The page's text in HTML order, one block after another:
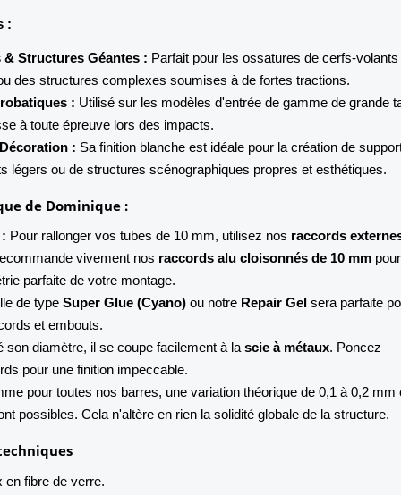
:
Structures Géantes : Parfait pour les ossatures de cerfs-
des structures complexes soumises à de fortes tractions.
: Utilisé sur les modèles d'entrée de gamme de grande
à toute épreuve lors des impacts.
: Sa finition blanche est idéale pour la création de
légers ou de structures scénographiques propres et esthétiques.
de Dominique :
Pour rallonger vos tubes de 10 mm, utilisez nos raccords
vivement nos raccords alu cloisonnés de 10 mm pour
parfaite de votre montage.
de typeSuper Glue (Cyano) ou notre Repair Gel sera parfaite
et embouts.
son diamètre, il se coupe facilement à lascie à métaux. Poncez
pour une finition impeccable.
pour toutes nos barres, une variation théorique de 0,1 à 0,2 mm
possibles. Cela n'altère en rien la solidité globale de la structure.
fibre de verre.